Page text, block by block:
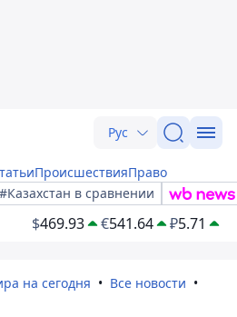
Рус
ПроисшествияПраво
#Казахстан в сравнении
$469.93 €541.64 ₽5.71
на сегодня
Все новости